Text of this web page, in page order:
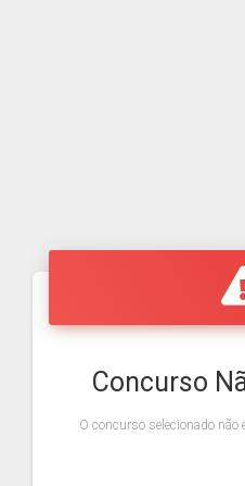
Concurso
O concurso selecionado não